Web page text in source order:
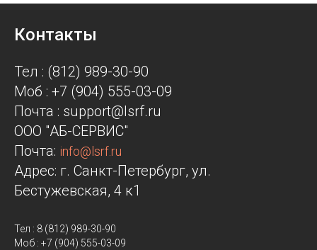
Контакты
Тел : (812) 989-30-90
Моб : +7 (904) 555-03-09
Почта : support@lsrf.ru
ООО "АБ-СЕРВИС"
Почта: info@lsrf.ru
Адрес: г. Санкт-Петербург, ул.
Бестужевская, 4 к1
Тел : 8 (812) 989-30-90
Моб : +7 (904) 555-03-09